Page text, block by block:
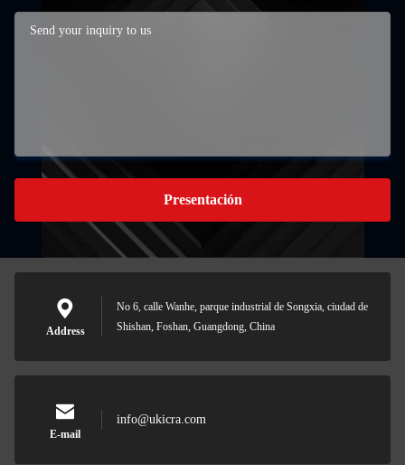
Presentación
Address
No 6, calle Wanhe, parque industrial de Songxia, ciudad de
Shishan, Foshan, Guangdong, China
E-mail
info@ukicra.com